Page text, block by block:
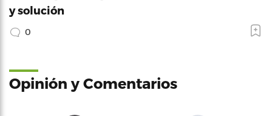
y solución
0
Opinión y Comentarios